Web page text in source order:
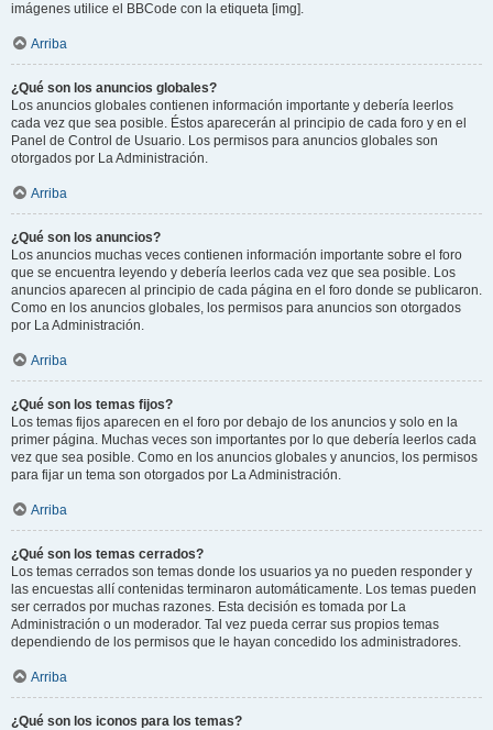
imágenes utilice el BBCode con la etiqueta [img].
Arriba
¿Qué son los anuncios globales?
Los anuncios globales contienen información importante y debería leerlos
cada vez que sea posible. Éstos aparecerán al principio de cada foro y en el
Panel de Control de Usuario. Los permisos para anuncios globales son
otorgados por La Administración.
Arriba
¿Qué son los anuncios?
Los anuncios muchas veces contienen información importante sobre el foro
que se encuentra leyendo y debería leerlos cada vez que sea posible. Los
anuncios aparecen al principio de cada página en el foro donde se publicaron.
Como en los anuncios globales, los permisos para anuncios son otorgados
por La Administración.
Arriba
¿Qué son los temas fijos?
Los temas fijos aparecen en el foro por debajo de los anuncios y solo en la
primer página. Muchas veces son importantes por lo que debería leerlos cada
vez que sea posible. Como en los anuncios globales y anuncios, los permisos
para fijar un tema son otorgados por La Administración.
Arriba
¿Qué son los temas cerrados?
Los temas cerrados son temas donde los usuarios ya no pueden responder y
las encuestas allí contenidas terminaron automáticamente. Los temas pueden
ser cerrados por muchas razones. Esta decisión es tomada por La
Administración o un moderador. Tal vez pueda cerrar sus propios temas
dependiendo de los permisos que le hayan concedido los administradores.
Arriba
¿Qué son los iconos para los temas?